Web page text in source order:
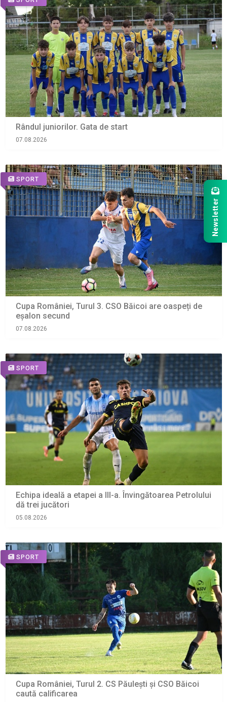
Rândul juniorilor. Gata de start
07.08.2026
SPORT
Cupa României, Turul 3. CSO Băicoi are oaspeți de
eșalon secund
07.08.2026
SPORT
Echipa ideală a etapei a III-a. Învingătoarea Petrolului
dă trei jucători
05.08.2026
SPORT
Cupa României, Turul 2. CS Păulești și CSO Băicoi
caută calificarea
Newsletter